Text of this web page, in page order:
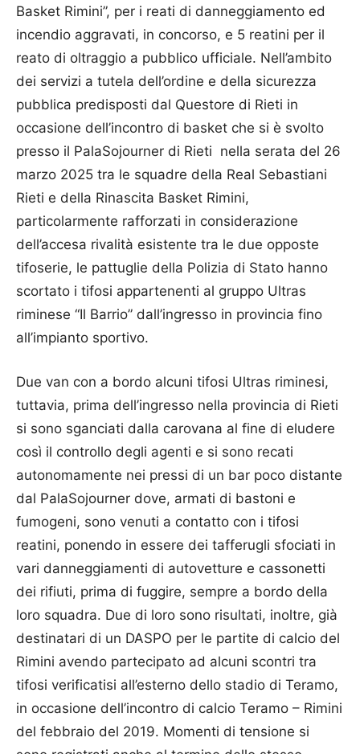
Basket Rimini”, per i reati di danneggiamento ed
incendio aggravati, in concorso, e 5 reatini per il
reato di oltraggio a pubblico ufficiale. Nell’ambito
dei servizi a tutela dell’ordine e della sicurezza
pubblica predisposti dal Questore di Rieti in
occasione dell’incontro di basket che si è svolto
presso il PalaSojourner di Rieti nella serata del 26
marzo 2025 tra le squadre della Real Sebastiani
Rieti e della Rinascita Basket Rimini,
particolarmente rafforzati in considerazione
dell’accesa rivalità esistente tra le due opposte
tifoserie, le pattuglie della Polizia di Stato hanno
scortato i tifosi appartenenti al gruppo Ultras
riminese “Il Barrio” dall’ingresso in provincia fino
all’impianto sportivo.
Due van con a bordo alcuni tifosi Ultras riminesi,
tuttavia, prima dell’ingresso nella provincia di Rieti
si sono sganciati dalla carovana al fine di eludere
così il controllo degli agenti e si sono recati
autonomamente nei pressi di un bar poco distante
dal PalaSojourner dove, armati di bastoni e
fumogeni, sono venuti a contatto con i tifosi
reatini, ponendo in essere dei tafferugli sfociati in
vari danneggiamenti di autovetture e cassonetti
dei rifiuti, prima di fuggire, sempre a bordo della
loro squadra. Due di loro sono risultati, inoltre, già
destinatari di un DASPO per le partite di calcio del
Rimini avendo partecipato ad alcuni scontri tra
tifosi verificatisi all’esterno dello stadio di Teramo,
in occasione dell’incontro di calcio Teramo – Rimini
del febbraio del 2019. Momenti di tensione si